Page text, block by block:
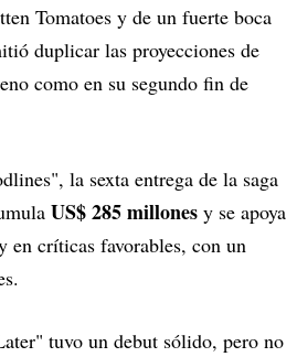
Tomatoes y de un fuerte boca
duplicar las proyecciones de
como en su segundo fin de
la sexta entrega de la saga
US$ 285 millones y se apoya
en críticas favorables, con un
tuvo un debut sólido, pero no